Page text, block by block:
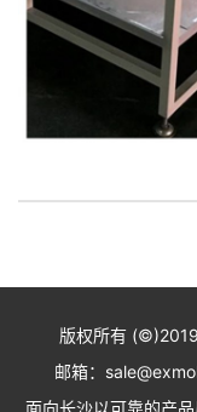
版权所有
邮箱：
面向长沙以可靠的产